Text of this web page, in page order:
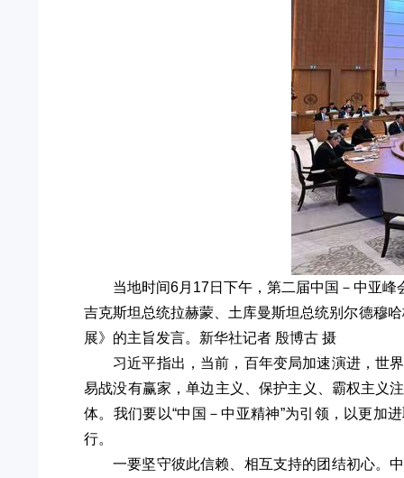
当地时间6月17日下午，第二届中国－中亚
吉克斯坦总统拉赫蒙、土库曼斯坦总统别尔德穆
展》的主旨发言。新华社记者 殷博古 摄
习近平指出，当前，百年变局加速演进，世
易战没有赢家，单边主义、保护主义、霸权主义
体。我们要以“中国－中亚精神”为引领，以更加
行。
一要坚守彼此信赖、相互支持的团结初心。